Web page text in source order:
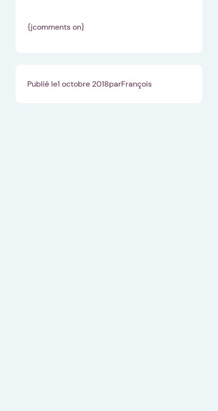
{jcomments on}
Publié le1 octobre 2018parFrançois